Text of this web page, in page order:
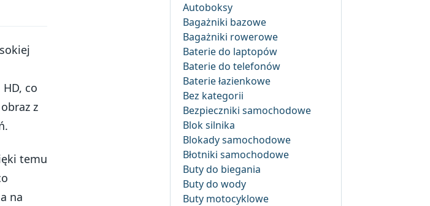
co
z
temu
na
Autoboksy
Bagażniki bazowe
Bagażniki rowerowe
Baterie do laptopów
Baterie do telefonów
Baterie łazienkowe
Bez kategorii
Bezpieczniki samochodowe
Blok silnika
Blokady samochodowe
Błotniki samochodowe
Buty do biegania
Buty do wody
Buty motocyklowe